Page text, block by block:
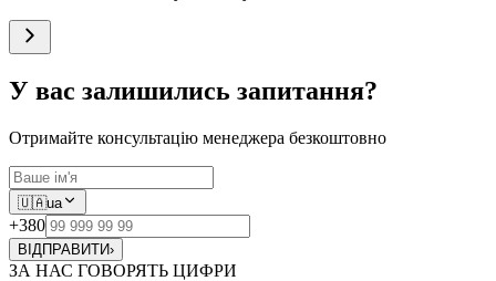
У вас залишились запитання?
Отримайте консультацію менеджера безкоштовно
🇺🇦ua
+380
ВІДПРАВИТИ›
ЗА НАС ГОВОРЯТЬ ЦИФРИ